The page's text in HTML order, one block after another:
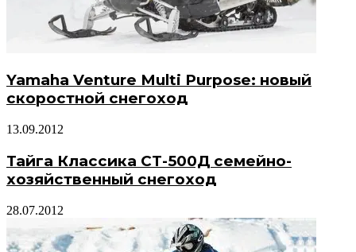
Yamaha Venture Multi Purpose: новый
скоростной снегоход
13.09.2012
Тайга Классика СТ-500Д семейно-
хозяйственный снегоход
28.07.2012